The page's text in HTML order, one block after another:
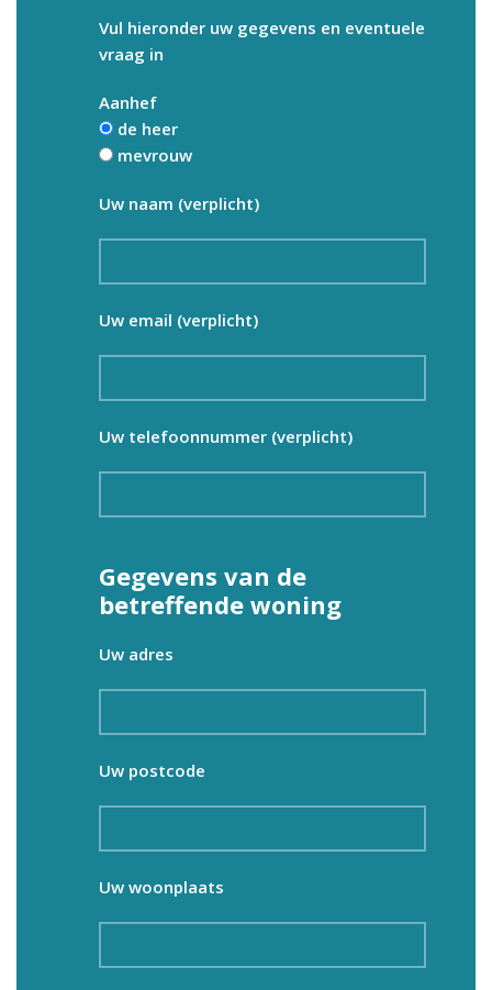
Vul hieronder uw gegevens en eventuele
vraag in
Aanhef
de heer
mevrouw
Uw naam (verplicht)
Uw email (verplicht)
Uw telefoonnummer (verplicht)
Gegevens van de
betreffende woning
Uw adres
Uw postcode
Uw woonplaats